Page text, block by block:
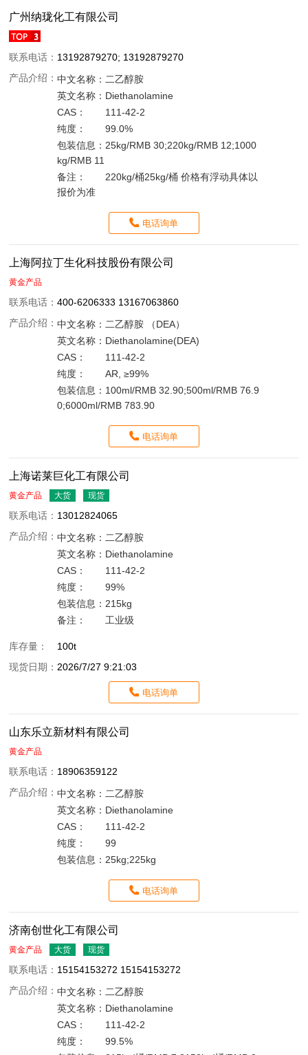
广州纳珑化工有限公司
联系电话： 13192879270; 13192879270
产品介绍：中文名称： 二乙醇胺
英文名称： Diethanolamine
CAS：
111-42-2
纯度：
99.0%
包装信息： 25kg/RMB 30;220kg/RMB 12;1000
kg/RMB 11
备注：
220kg/桶25kg/桶 价格有浮动具体以
报价为准
电话询单
上海阿拉丁生化科技股份有限公司
黄金产品
联系电话：400-6206333 13167063860
产品介绍：中文名称： 二乙醇胺 （DEA）
英文名称： Diethanolamine(DEA)
CAS：
111-42-2
纯度：
AR, ≥99%
包装信息： 100ml/RMB 32.90;500ml/RMB 76.9
0;6000ml/RMB 783.90
电话询单
上海诺莱巨化工有限公司
黄金产品 大货 现货
联系电话： 13012824065
产品介绍：中文名称： 二乙醇胺
英文名称： Diethanolamine
CAS：
111-42-2
纯度：
99%
包装信息： 215kg
备注：
工业级
库存量：
100t
现货日期： 2026/7/27 9:21:03
电话询单
山东乐立新材料有限公司
黄金产品
联系电话： 18906359122
产品介绍：中文名称： 二乙醇胺
英文名称： Diethanolamine
CAS：
111-42-2
纯度：
99
包装信息： 25kg;225kg
电话询单
济南创世化工有限公司
黄金产品 大货 现货
联系电话： 15154153272 15154153272
产品介绍：中文名称： 二乙醇胺
英文名称： Diethanolamine
CAS：
111-42-2
纯度：
99.5%